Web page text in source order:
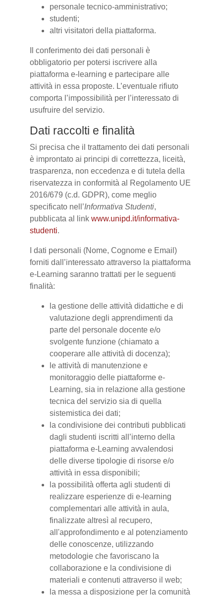
personale tecnico-amministrativo;
studenti;
altri visitatori della piattaforma.
Il conferimento dei dati personali è
obbligatorio per potersi iscrivere alla
piattaforma e-learning e partecipare alle
attività in essa proposte. L’eventuale rifiuto
comporta l’impossibilità per l’interessato di
usufruire del servizio.
Dati raccolti e finalità
Si precisa che il trattamento dei dati personali
è improntato ai principi di correttezza, liceità,
trasparenza, non eccedenza e di tutela della
riservatezza in conformità al Regolamento UE
2016/679 (c.d. GDPR), come meglio
specificato nell’Informativa Studenti,
pubblicata al link www.unipd.it/informativa-
studenti.
I dati personali (Nome, Cognome e Email)
forniti dall’interessato attraverso la piattaforma
e-Learning saranno trattati per le seguenti
finalità:
la gestione delle attività didattiche e di
valutazione degli apprendimenti da
parte del personale docente e/o
svolgente funzione (chiamato a
cooperare alle attività di docenza);
le attività di manutenzione e
monitoraggio delle piattaforme e-
Learning, sia in relazione alla gestione
tecnica del servizio sia di quella
sistemistica dei dati;
la condivisione dei contributi pubblicati
dagli studenti iscritti all’interno della
piattaforma e-Learning avvalendosi
delle diverse tipologie di risorse e/o
attività in essa disponibili;
la possibilità offerta agli studenti di
realizzare esperienze di e-learning
complementari alle attività in aula,
finalizzate altresì al recupero,
all'approfondimento e al potenziamento
delle conoscenze, utilizzando
metodologie che favoriscano la
collaborazione e la condivisione di
materiali e contenuti attraverso il web;
la messa a disposizione per la comunità